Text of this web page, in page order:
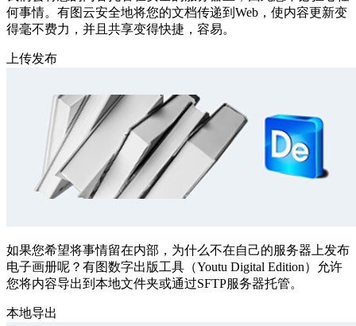
何事情。有图云安全地将您的文档传递到Web，使内容更新变
得毫不费力，并且共享变得快捷，容易。
上传发布
如果您希望将事情留在内部，为什么不在自己的服务器上发布
电子画册呢？有图数字出版工具（Youtu Digital Edition）允许
您将内容导出到本地文件夹或通过SFTP服务器托管。
本地导出